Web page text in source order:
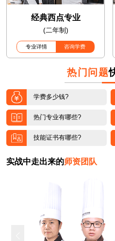
经典西点专业
(二年制)
专业详情 咨询学费
热门问题
学费多少钱?
热门专业有哪些?
技能证书有哪些?
实战中走出来的师资团队